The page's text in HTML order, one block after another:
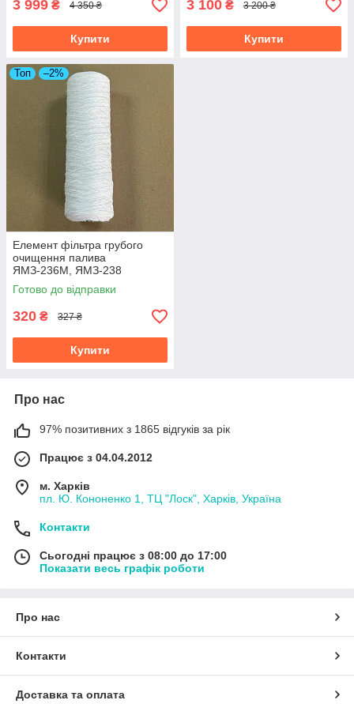
3 999 ₴ 4 350 ₴
Купити
3 100 ₴ 3 200 ₴
Купити
Топ –2%
Елемент фільтра грубого
очищення палива
ЯМЗ-236М, ЯМЗ-238
(мотузка) 201-1105540
Готово до відправки
320 ₴ 327 ₴
Купити
Про нас
97% позитивних з 1865 відгуків за рік
Працює з 04.04.2012
м. Харків
пл. Ю. Кононенко 1, ТЦ "Лоск", Харків, Україна
Контакти
Сьогодні працює з 08:00 до 17:00
Показати весь графік роботи
Про нас
Контакти
Доставка та оплата